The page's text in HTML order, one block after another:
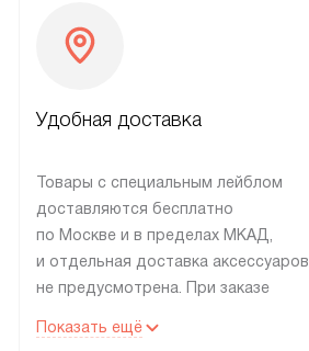
Удобная доставка
Товары с специальным лейблом
доставляются бесплатно
по Москве и в пределах МКАД,
и отдельная доставка аксессуаров
не предусмотрена. При заказе
рекомендуем обсудить
Показать ещё